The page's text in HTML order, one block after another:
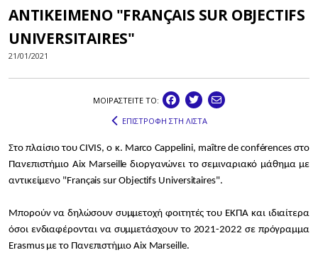
ΑΝΤΙΚΕΙΜΕΝΟ "FRANÇAIS SUR OBJECTIFS
UNIVERSITAIRES"
21/01/2021
ΜΟΙΡΑΣΤEIΤΕ ΤΟ:
ΕΠΙΣΤΡΟΦΗ ΣΤΗ ΛΙΣΤΑ
Στο πλαίσιο του CIVIS, ο κ. Marco Cappelini, maître de conférences στο
Πανεπιστήμιο Aix Marseille διοργανώνει το σεμιναριακό μάθημα με
αντικείμενο "Français sur Objectifs Universitaires".
Μπορούν να δηλώσουν συμμετοχή φοιτητές του ΕΚΠΑ και ιδιαίτερα
όσοι ενδιαφέρονται να συμμετάσχουν το 2021-2022 σε πρόγραμμα
Erasmus με το Πανεπιστήμιο Aix Marseille.